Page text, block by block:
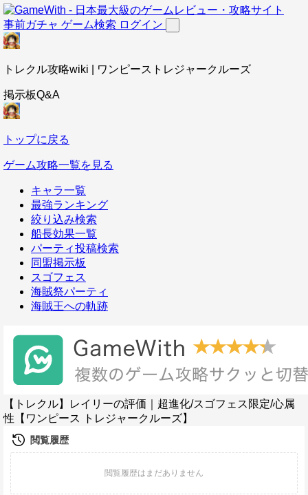
事前ガチャ ゲーム検索 ログイン
トレクル攻略wiki | ワンピーストレジャークルーズ
掲示板Q&A
トップに戻る
ゲーム攻略一覧を見る
キャラ一覧
最強ランキング
絞り込み検索
船長効果一覧
パーティ投稿検索
同盟掲示板
スゴフェス
海賊祭パーティ
海賊王への軌跡
【トレクル】レイリーの評価｜超進化/スゴフェス限定/心属
性【ワンピース トレジャークルーズ】